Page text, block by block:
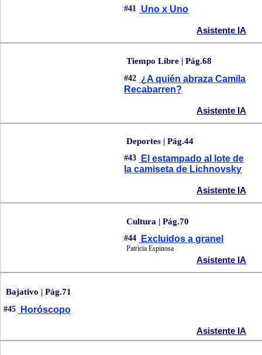
#41 Uno x Uno
Asistente IA
Tiempo Libre | Pág.68
#42 ¿A quién abraza Camila
Recabarren?
Asistente IA
Deportes | Pág.44
#43
El estampado al lote de
la camiseta de Lichnovsky
Asistente IA
Cultura | Pág.70
#44 Excluidos a granel
Patricia Espinosa
Asistente IA
Bajativo | Pág.71
#45 Horóscopo
Asistente IA